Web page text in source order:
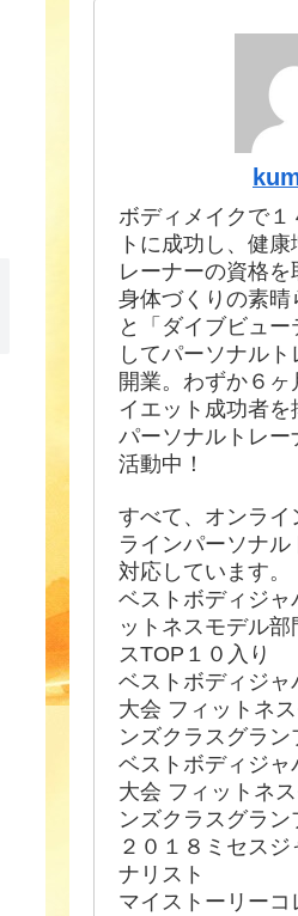
n
ボディメイクで１
トに成功し、健
レーナーの資格
身体づくりの素
と「ダイブビュ
してパーソナル
開業。わずか６
イエット成功者
パーソナルトレ
活動中！
すべて、オンラ
ラインパーソナ
対応しています。
ベストボディジャ
ットネスモデル
スTOP１０入り
ベストボディジ
大会 フィットネ
ンズクラスグラン
ベストボディジャ
大会 フィットネ
ンズクラスグラン
２０１８ミセス
ナリスト
マイストーリーコ